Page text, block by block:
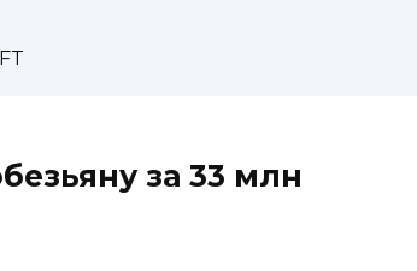
за 33 млн